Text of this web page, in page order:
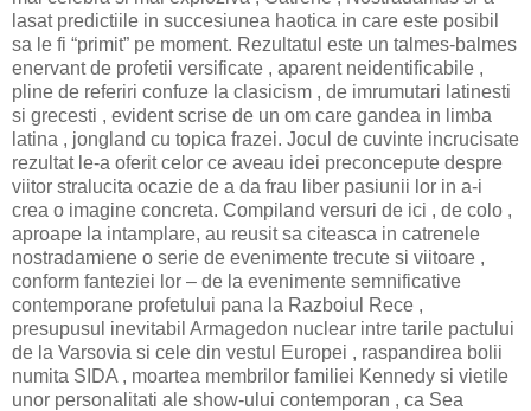
lasat predictiile in succesiunea haotica in care este posibil
sa le fi “primit” pe moment. Rezultatul este un talmes-balmes
enervant de profetii versificate , aparent neidentificabile ,
pline de referiri confuze la clasicism , de imrumutari latinesti
si grecesti , evident scrise de un om care gandea in limba
latina , jongland cu topica frazei. Jocul de cuvinte incrucisate
rezultat le-a oferit celor ce aveau idei preconcepute despre
viitor stralucita ocazie de a da frau liber pasiunii lor in a-i
crea o imagine concreta. Compiland versuri de ici , de colo ,
aproape la intamplare, au reusit sa citeasca in catrenele
nostradamiene o serie de evenimente trecute si viitoare ,
conform fanteziei lor – de la evenimente semnificative
contemporane profetului pana la Razboiul Rece ,
presupusul inevitabil Armagedon nuclear intre tarile pactului
de la Varsovia si cele din vestul Europei , raspandirea bolii
numita SIDA , moartea membrilor familiei Kennedy si vietile
unor personalitati ale show-ului contemporan , ca Sea